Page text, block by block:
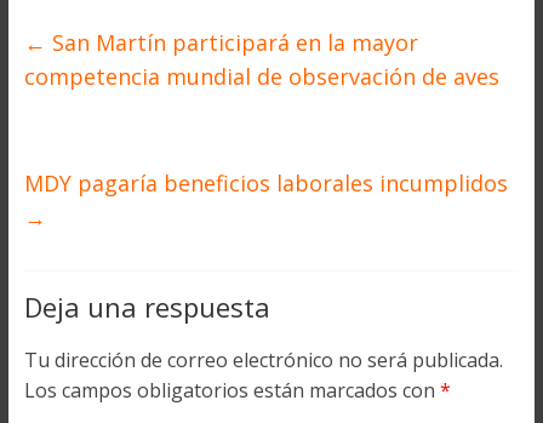
← San Martín participará en la mayor
competencia mundial de observación de aves
MDY pagaría beneficios laborales incumplidos
→
Deja una respuesta
Tu dirección de correo electrónico no será publicada.
Los campos obligatorios están marcados con *